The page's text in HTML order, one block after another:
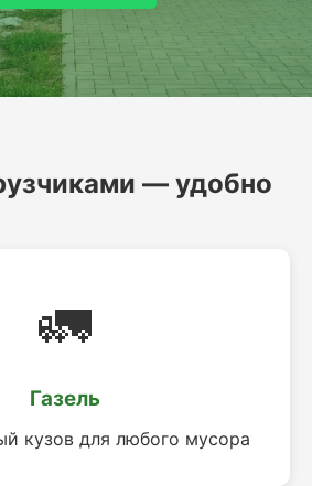
— удобно
🚛
Газель
кузов для любого мусора